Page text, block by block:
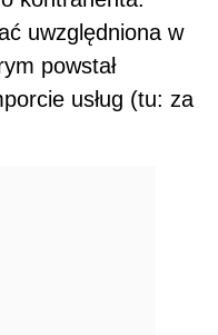
uwzględniona w
powstał
usług (tu: za